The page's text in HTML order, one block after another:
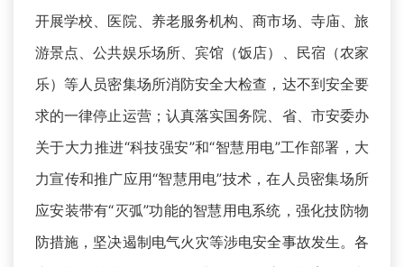
开展学校、医院、养老服务机构、商市场、寺庙、旅
游景点、公共娱乐场所、宾馆（饭店）、民宿（农家
乐）等人员密集场所消防安全大检查，达不到安全要
求的一律停止运营；认真落实国务院、省、市安委办
关于大力推进“科技强安”和“智慧用电”工作部署，大
力宣传和推广应用“智慧用电”技术，在人员密集场所
应安装带有“灭弧”功能的智慧用电系统，强化技防物
防措施，坚决遏制电气火灾等涉电安全事故发生。各